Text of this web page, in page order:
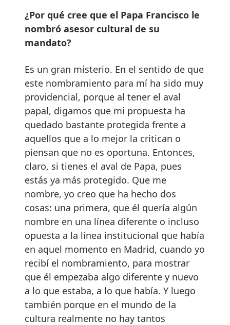
¿Por qué cree que el Papa Francisco le
nombró asesor cultural de su
mandato?
Es un gran misterio. En el sentido de que
este nombramiento para mí ha sido muy
providencial, porque al tener el aval
papal, digamos que mi propuesta ha
quedado bastante protegida frente a
aquellos que a lo mejor la critican o
piensan que no es oportuna. Entonces,
claro, si tienes el aval de Papa, pues
estás ya más protegido. Que me
nombre, yo creo que ha hecho dos
cosas: una primera, que él quería algún
nombre en una línea diferente o incluso
opuesta a la línea institucional que había
en aquel momento en Madrid, cuando yo
recibí el nombramiento, para mostrar
que él empezaba algo diferente y nuevo
a lo que estaba, a lo que había. Y luego
también porque en el mundo de la
cultura realmente no hay tantos